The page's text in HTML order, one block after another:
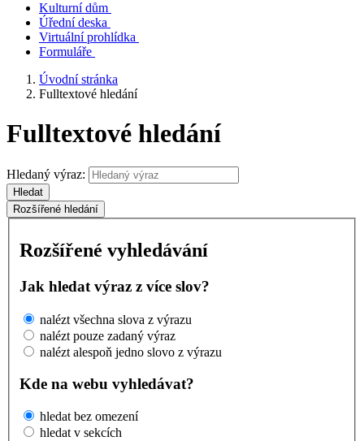
Kulturní dům
Úřední deska
Virtuální prohlídka
Formuláře
Úvodní stránka
Fulltextové hledání
Fulltextové hledání
Hledaný výraz:
Hledat
Rozšířené hledání
Rozšířené vyhledávání
Jak hledat výraz z více slov?
nalézt všechna slova z výrazu
nalézt pouze zadaný výraz
nalézt alespoň jedno slovo z výrazu
Kde na webu vyhledávat?
hledat bez omezení
hledat v sekcích